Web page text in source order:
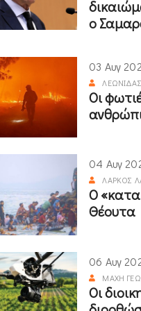
ο
03 Αυγ
Οι
04 Αυγ
ΛΆΡΚΟΣ
Ο
Θέουτα
06 Αυγ
ΜΆΧΗ
Οι